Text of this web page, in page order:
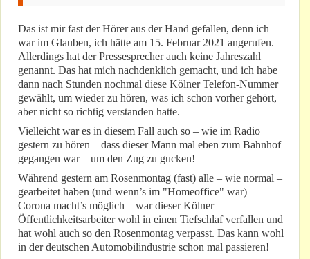
Das ist mir fast der Hörer aus der Hand gefallen, denn ich
war im Glauben, ich hätte am 15. Februar 2021 angerufen.
Allerdings hat der Pressesprecher auch keine Jahreszahl
genannt. Das hat mich nachdenklich gemacht, und ich habe
dann nach Stunden nochmal diese Kölner Telefon-Nummer
gewählt, um wieder zu hören, was ich schon vorher gehört,
aber nicht so richtig verstanden hatte.
Vielleicht war es in diesem Fall auch so – wie im Radio
gestern zu hören – dass dieser Mann mal eben zum Bahnhof
gegangen war – um den Zug zu gucken!
Während gestern am Rosenmontag (fast) alle – wie normal –
gearbeitet haben (und wenn’s im "Homeoffice" war) –
Corona macht’s möglich – war dieser Kölner
Öffentlichkeitsarbeiter wohl in einen Tiefschlaf verfallen und
hat wohl auch so den Rosenmontag verpasst. Das kann wohl
in der deutschen Automobilindustrie schon mal passieren!